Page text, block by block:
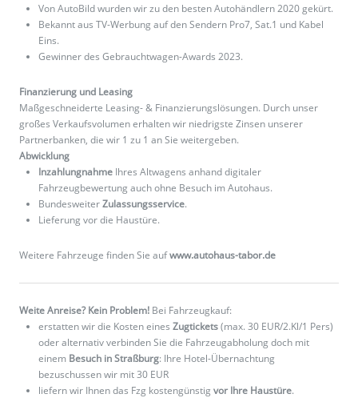
Von AutoBild wurden wir zu den besten Autohändlern 2020 gekürt.
Bekannt aus TV-Werbung auf den Sendern Pro7, Sat.1 und Kabel
Eins.
Gewinner des Gebrauchtwagen-Awards 2023.
Finanzierung und Leasing
Maßgeschneiderte Leasing- & Finanzierungslösungen. Durch unser
großes Verkaufsvolumen erhalten wir niedrigste Zinsen unserer
Partnerbanken, die wir 1 zu 1 an Sie weitergeben.
Abwicklung
Inzahlungnahme Ihres Altwagens anhand digitaler
Fahrzeugbewertung auch ohne Besuch im Autohaus.
BundesweiterZulassungsservice.
Lieferung vor die Haustüre.
Weitere Fahrzeuge finden Sie aufwww.autohaus-tabor.de
Weite Anreise? Kein Problem! Bei Fahrzeugkauf:
erstatten wir die Kosten eines Zugtickets(max. 30 EUR/2.Kl/1 Pers)
oder alternativ verbinden Sie die Fahrzeugabholung doch mit
einem Besuch in Straßburg: Ihre Hotel-Übernachtung
bezuschussen wir mit 30 EUR
liefern wir Ihnen das Fzg kostengünstig vor Ihre Haustüre.